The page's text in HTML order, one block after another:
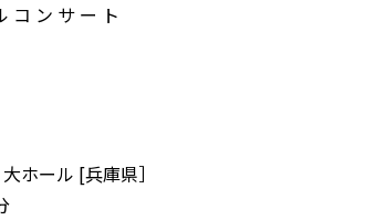
コ ン サ ー ト
ホール [兵庫県］